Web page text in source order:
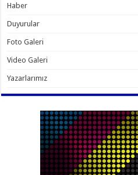
Haber
Duyurular
Foto Galeri
Video Galeri
Yazarlarımız